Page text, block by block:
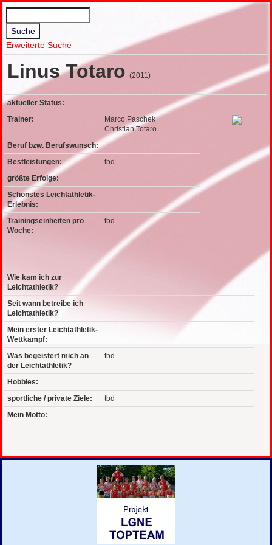
Erweiterte Suche
Linus Totaro (2011)
aktueller Status:
Trainer:
Marco Paschek
Christian Totaro
Beruf bzw. Berufswunsch:
Bestleistungen: tbd
größte Erfolge:
Schönstes Leichtathletik-
Erlebnis:
Trainingseinheiten pro
Woche:
tbd
Wie kam ich zur
Leichtathletik?
Seit wann betreibe ich
Leichtathletik?
Mein erster Leichtathletik-
Wettkampf:
Was begeistert mich an
der Leichtathletik?
tbd
Hobbies:
sportliche / private Ziele: tbd
Mein Motto: